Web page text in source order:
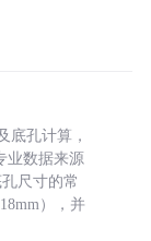
底孔计算，
业数据来源
尺寸的常
），并